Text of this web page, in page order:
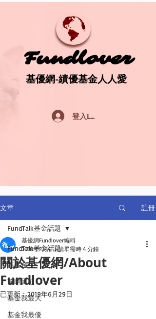
Fundlover
Fundlover
基優網-績優基金人人愛
基優網-績優基金人人愛
登入Log In
文章 註冊
FundTalk基金話題
話基金
前瞻回顧
基金我最大
基金我最優
FundTalk基金話題
關於基優網/About
Fundlover
基優網Fundlover編輯
2018年2月4日 讀畢需時 4 分鐘
已更新：2019年6月29日